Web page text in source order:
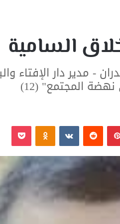
السامية
- مدير دار الإفتاء
المجتمع" (12)
بينتيريست Odnoklassniki
‫Pocket